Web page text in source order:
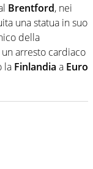
Brentford, nei
una statua in suo
della
arresto cardiaco
la Finlandia a Euro